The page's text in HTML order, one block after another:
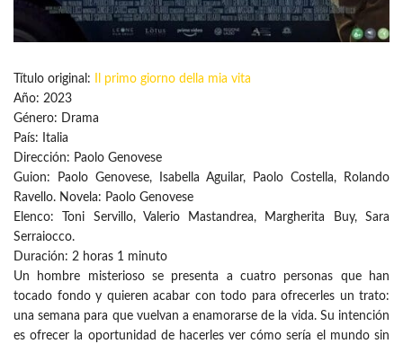
Título original:
Il primo giorno della mia vita
Año: 2023
Género: Drama
País: Italia
Dirección: Paolo Genovese
Guion: Paolo Genovese, Isabella Aguilar, Paolo Costella, Rolando
Ravello. Novela: Paolo Genovese
Elenco: Toni Servillo, Valerio Mastandrea, Margherita Buy, Sara
Serraiocco.
Duración: 2 horas 1 minuto
Un hombre misterioso se presenta a cuatro personas que han
tocado fondo y quieren acabar con todo para ofrecerles un trato:
una semana para que vuelvan a enamorarse de la vida. Su intención
es ofrecer la oportunidad de hacerles ver cómo sería el mundo sin